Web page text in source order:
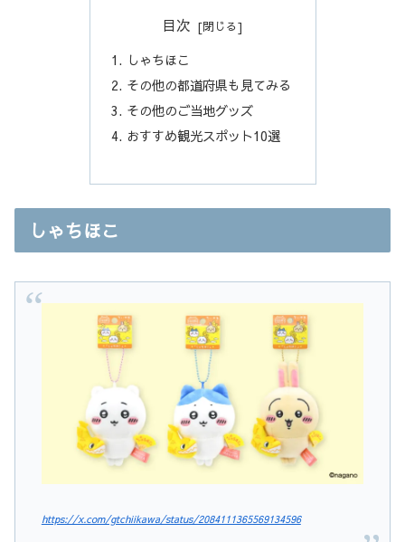
目次
しゃちほこ
その他の都道府県も見てみる
その他のご当地グッズ
おすすめ観光スポット10選
しゃちほこ
https://x.com/gtchiikawa/status/2084111365569134596